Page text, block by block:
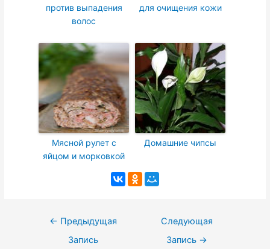
против выпадения
волос
для очищения кожи
Мясной рулет с
яйцом и морковкой
Домашние чипсы
Навигация
← Предыдущая
Запись
Следующая
Запись →